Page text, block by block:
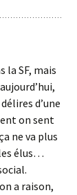
la SF, mais
d’une
on sent
ne va plus
élus…
a raison,